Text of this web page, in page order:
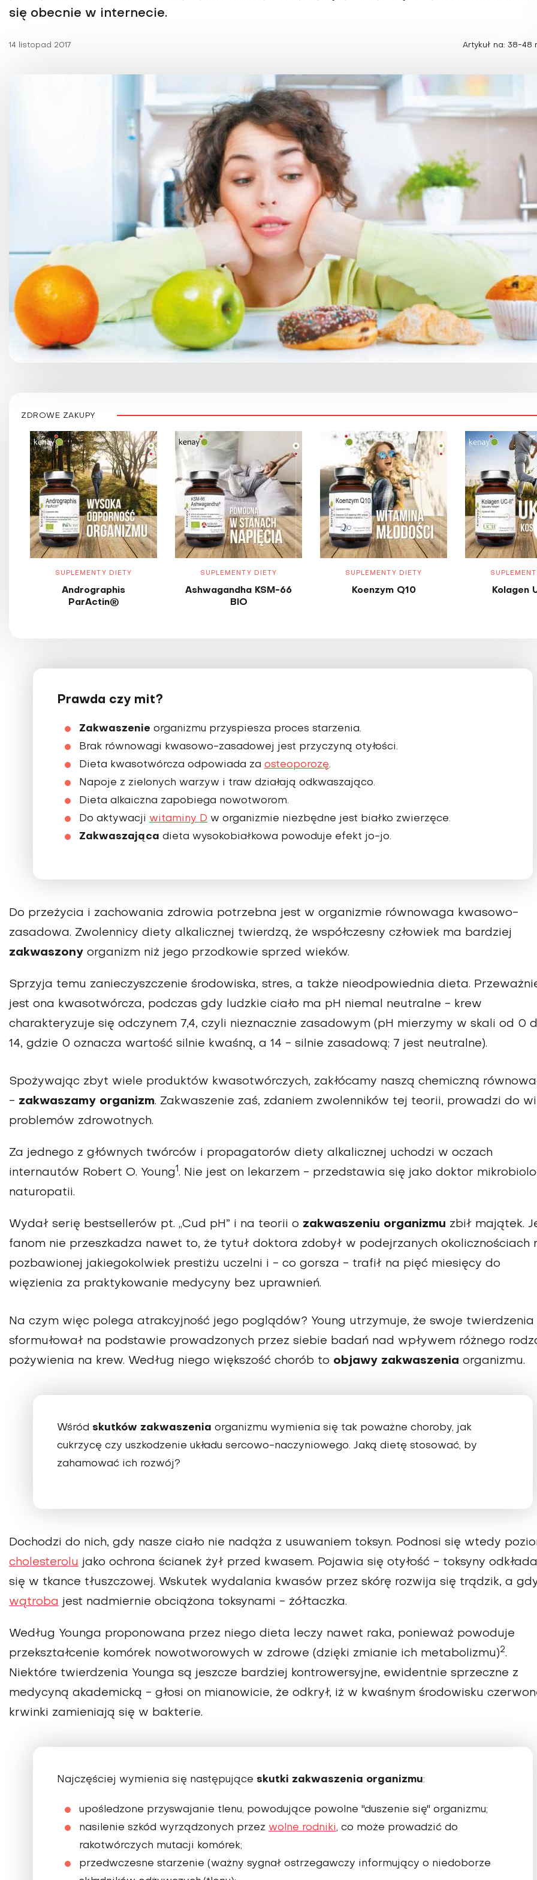
się obecnie w internecie.
14 listopad 2017 Artykuł na: 38-48
ZDROWE ZAKUPY
SUPLEMENTY DIETY
Andrographis
ParActin®
SUPLEMENTY DIETY
Ashwagandha KSM-66
BIO
SUPLEMENTY DIETY
Koenzym Q10 Kolagen
Prawda czy mit?
Zakwaszenie organizmu przyspiesza proces starzenia.
Brak równowagi kwasowo-zasadowej jest przyczyną otyłości.
Dieta kwasotwórcza odpowiada za osteoporozę.
Napoje z zielonych warzyw i traw działają odkwaszająco.
Dieta alkaiczna zapobiega nowotworom.
Do aktywacji witaminy D w organizmie niezbędne jest białko zwierzęce.
Zakwaszająca dieta wysokobiałkowa powoduje efekt jo-jo.
Do przeżycia i zachowania zdrowia potrzebna jest w organizmie równowaga kwasowo-
zasadowa. Zwolennicy diety alkalicznej twierdzą, że współczesny człowiek ma bardziej
zakwaszony organizm niż jego przodkowie sprzed wieków.
Sprzyja temu zanieczyszczenie środowiska, stres, a także nieodpowiednia dieta.
jest ona kwasotwórcza, podczas gdy ludzkie ciało ma pH niemal neutralne - krew
charakteryzuje się odczynem 7,4, czyli nieznacznie zasadowym (pH mierzymy w skali od 0
14, gdzie 0 oznacza wartość silnie kwaśną, a 14 - silnie zasadową; 7 jest neutralne).
Spożywając zbyt wiele produktów kwasotwórczych, zakłócamy naszą chemiczną
- zakwaszamy organizm. Zakwaszenie zaś, zdaniem zwolenników tej teorii, prowadzi do
problemów zdrowotnych.
Za jednego z głównych twórców i propagatorów diety alkalicznej uchodzi w oczach
internautów Robert O. Young1. Nie jest on lekarzem - przedstawia się jako doktor
naturopatii.
Wydał serię bestsellerów pt. „Cud pH” i na teorii o zakwaszeniu organizmu zbił majątek.
fanom nie przeszkadza nawet to, że tytuł doktora zdobył w podejrzanych okolicznościach
pozbawionej jakiegokolwiek prestiżu uczelni i - co gorsza - trafił na pięć miesięcy do
więzienia za praktykowanie medycyny bez uprawnień.
Na czym więc polega atrakcyjność jego poglądów? Young utrzymuje, że swoje twierdzenia
sformułował na podstawie prowadzonych przez siebie badań nad wpływem różnego
pożywienia na krew. Według niego większość chorób to objawy zakwaszenia organizmu.
Wśród skutków zakwaszenia organizmu wymienia się tak poważne choroby, jak
cukrzycę czy uszkodzenie układu sercowo-naczyniowego. Jaką dietę stosować, by
zahamować ich rozwój?
Dochodzi do nich, gdy nasze ciało nie nadąża z usuwaniem toksyn. Podnosi się wtedy
cholesterolu jako ochrona ścianek żył przed kwasem. Pojawia się otyłość - toksyny
się w tkance tłuszczowej. Wskutek wydalania kwasów przez skórę rozwija się trądzik, a
wątroba jest nadmiernie obciążona toksynami - żółtaczka.
Według Younga proponowana przez niego dieta leczy nawet raka, ponieważ powoduje
przekształcenie komórek nowotworowych w zdrowe (dzięki zmianie ich metabolizmu)2.
Niektóre twierdzenia Younga są jeszcze bardziej kontrowersyjne, ewidentnie sprzeczne z
medycyną akademicką - głosi on mianowicie, że odkrył, iż w kwaśnym środowisku
krwinki zamieniają się w bakterie.
Najczęściej wymienia się następujące skutki zakwaszenia organizmu:
upośledzone przyswajanie tlenu, powodujące powolne "duszenie się" organizmu;
nasilenie szkód wyrządzonych przez wolne rodniki, co może prowadzić do
rakotwórczych mutacji komórek;
przedwczesne starzenie (ważny sygnał ostrzegawczy informujący o niedoborze